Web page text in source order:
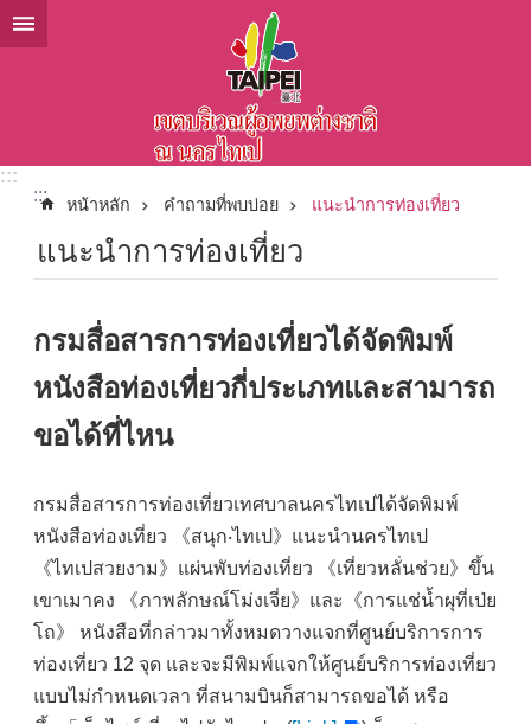
ข้ามไปที่บล็อกเนื้อหาหลัก
:::
:::
หน้าหลัก คำถามที่พบบ่อย แนะนำการท่องเที่ยว
แนะนำการท่องเที่ยว
กรมสื่อสารการท่องเที่ยวได้จัดพิมพ์
หนังสือท่องเที่ยวกี่ประเภทและสามารถ
ขอได้ที่ไหน
กรมสื่อสารการท่องเที่ยวเทศบาลนครไทเปได้จัดพิมพ์
หนังสือท่องเที่ยว 《สนุก‧ไทเป》แนะนำนครไทเป
《ไทเปสวยงาม》แผ่นพับท่องเที่ยว 《เที่ยวหลั่นช่วย》ขึ้น
เขาเมาคง 《ภาพลักษณ์โม่งเจี่ย》และ《การแช่น้ำผุที่เป่ย
โถ》 หนังสือที่กล่าวมาทั้งหมดวางแจกที่ศูนย์บริการการ
ท่องเที่ยว 12 จุด และจะมีพิมพ์แจกให้ศูนย์บริการท่องเที่ยว
แบบไม่กำหนดเวลา ที่สนามบินก็สามารถขอได้ หรือ